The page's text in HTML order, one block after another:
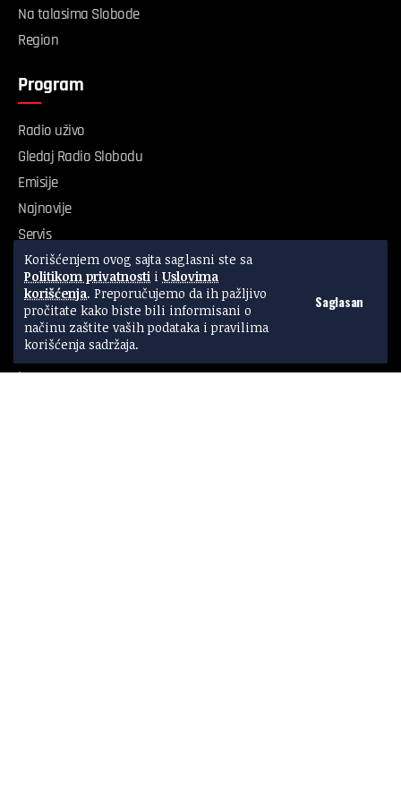
Korišćenjem ovog sajta saglasni ste sa
Politikom privatnosti i Uslovima
korišćenja. Preporučujemo da ih pažljivo
pročitate kako biste bili informisani o
načinu zaštite vaših podataka i pravilima
korišćenja sadržaja.
Saglasan
Na talasima Slobode
Region
Program
Radio uživo
Gledaj Radio Slobodu
Emisije
Najnovije
Servis
Kvalitet vazduha
Radio Sloboda
O nama
Impresum